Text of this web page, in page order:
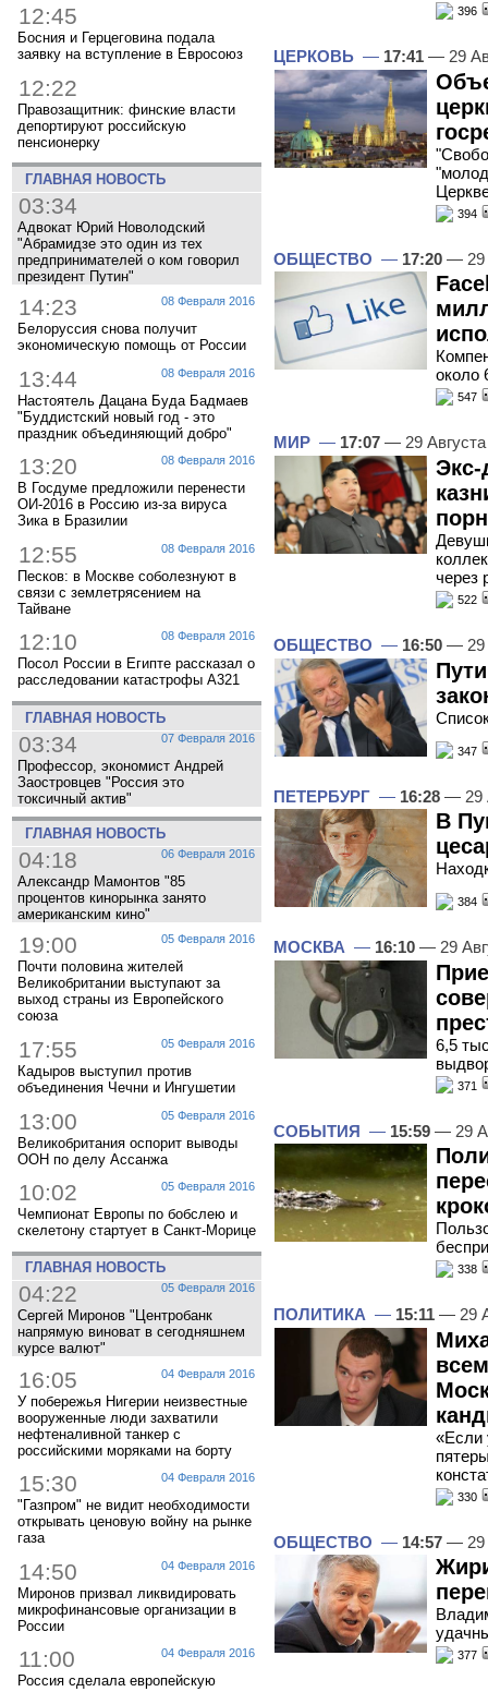
12:45
Босния и Герцеговина подала
заявку на вступление в Евросоюз
12:22
Правозащитник: финские власти
депортируют российскую
пенсионерку
ГЛАВНАЯ НОВОСТЬ
03:34
Адвокат Юрий Новолодский
"Абрамидзе это один из тех
предпринимателей о ком говорил
президент Путин"
08 Февраля 2016
14:23
Белоруссия снова получит
экономическую помощь от России
08 Февраля 2016
13:44
Настоятель Дацана Буда Бадмаев
"Буддистский новый год - это
праздник объединяющий добро"
08 Февраля 2016
13:20
В Госдуме предложили перенести
ОИ-2016 в Россию из-за вируса
Зика в Бразилии
08 Февраля 2016
12:55
Песков: в Москве соболезнуют в
связи с землетрясением на
Тайване
08 Февраля 2016
12:10
Посол России в Египте рассказал о
расследовании катастрофы A321
ГЛАВНАЯ НОВОСТЬ
07 Февраля 2016
03:34
Профессор, экономист Андрей
Заостровцев "Россия это
токсичный актив"
ГЛАВНАЯ НОВОСТЬ
06 Февраля 2016
04:18
Александр Мамонтов "85
процентов кинорынка занято
американским кино"
05 Февраля 2016
19:00
Почти половина жителей
Великобритании выступают за
выход страны из Европейского
союза
05 Февраля 2016
17:55
Кадыров выступил против
объединения Чечни и Ингушетии
05 Февраля 2016
13:00
Великобритания оспорит выводы
ООН по делу Ассанжа
05 Февраля 2016
10:02
Чемпионат Европы по бобслею и
скелетону стартует в Санкт-Морице
ГЛАВНАЯ НОВОСТЬ
05 Февраля 2016
04:22
Сергей Миронов "Центробанк
напрямую виноват в сегодняшнем
курсе валют"
04 Февраля 2016
16:05
У побережья Нигерии неизвестные
вооруженные люди захватили
нефтеналивной танкер с
российскими моряками на борту
04 Февраля 2016
15:30
"Газпром" не видит необходимости
открывать ценовую войну на рынке
газа
04 Февраля 2016
14:50
Миронов призвал ликвидировать
микрофинансовые организации в
России
04 Февраля 2016
11:00
Россия сделала европейскую
396
ЦЕРКОВЬ — 17:41 — 29
394
ОБЩЕСТВО — 17:20 — 29
около
547
МИР — 17:07 — 29
через
522
ОБЩЕСТВО — 16:50 — 29
347
ПЕТЕРБУРГ — 16:28 — 29
В
384
МОСКВА — 16:10 — 29
6,5
371
СОБЫТИЯ — 15:59 — 29
338
ПОЛИТИКА — 15:11 — 29
«Если
330
ОБЩЕСТВО — 14:57 — 29
377